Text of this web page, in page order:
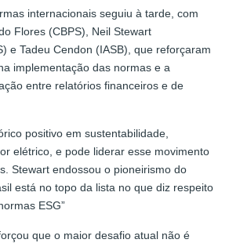
internacionais seguiu à tarde, com
Flores (CBPS), Neil Stewart
e Tadeu Cendon (IASB), que reforçaram
implementação das normas e a
entre relatórios financeiros e de
positivo em sustentabilidade,
elétrico, e pode liderar esse movimento
Stewart endossou o pioneirismo do
está no topo da lista no que diz respeito
ESG”
que o maior desafio atual não é